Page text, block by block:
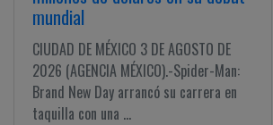
mundial
CIUDAD DE MÉXICO 3 DE AGOSTO DE
2026 (AGENCIA MÉXICO).-Spider-Man:
Brand New Day arrancó su carrera en
taquilla con una ...